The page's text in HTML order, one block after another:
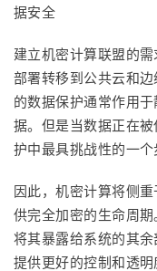
建立机密计算联盟的
部署转移到公共云和
的数据保护通常作用
据。但是当数据正在
护中最具挑战性的一个
因此，机密计算将侧
供完全加密的生命周
将其暴露给系统的其
提供更好的控制和透明